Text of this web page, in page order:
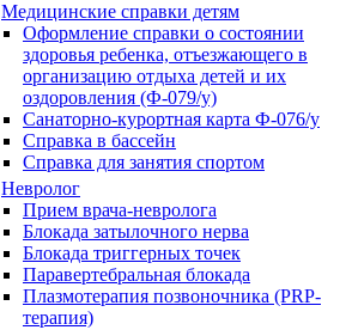
Медицинские справки детям
Оформление справки о состоянии
здоровья ребенка, отъезжающего в
организацию отдыха детей и их
оздоровления (Ф-079/у)
Санаторно-курортная карта Ф-076/у
Справка в бассейн
Справка для занятия спортом
Невролог
Прием врача-невролога
Блокада затылочного нерва
Блокада триггерных точек
Паравертебральная блокада
Плазмотерапия позвоночника (PRP-
терапия)